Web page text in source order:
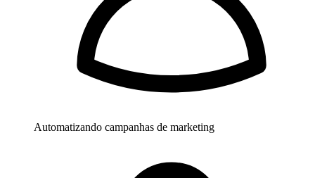
Automatizando campanhas de marketing